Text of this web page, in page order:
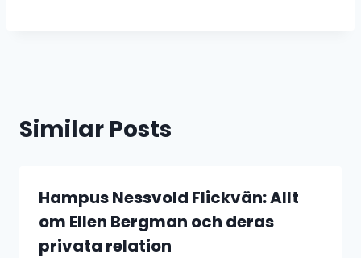
Similar Posts
Hampus Nessvold Flickvän: Allt
om Ellen Bergman och deras
privata relation